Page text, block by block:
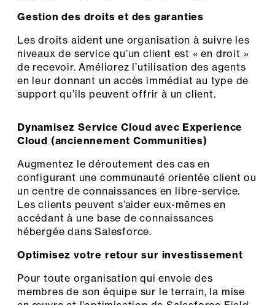
Gestion des droits et des garanties
Les droits aident une organisation à suivre les
niveaux de service qu’un client est « en droit »
de recevoir. Améliorez l’utilisation des agents
en leur donnant un accès immédiat au type de
support qu’ils peuvent offrir à un client.
Dynamisez Service Cloud avec Experience
Cloud (anciennement Communities)
Augmentez le déroutement des cas en
configurant une communauté orientée client ou
un centre de connaissances en libre-service.
Les clients peuvent s’aider eux-mêmes en
accédant à une base de connaissances
hébergée dans Salesforce.
Optimisez votre retour sur investissement
Pour toute organisation qui envoie des
membres de son équipe sur le terrain, la mise